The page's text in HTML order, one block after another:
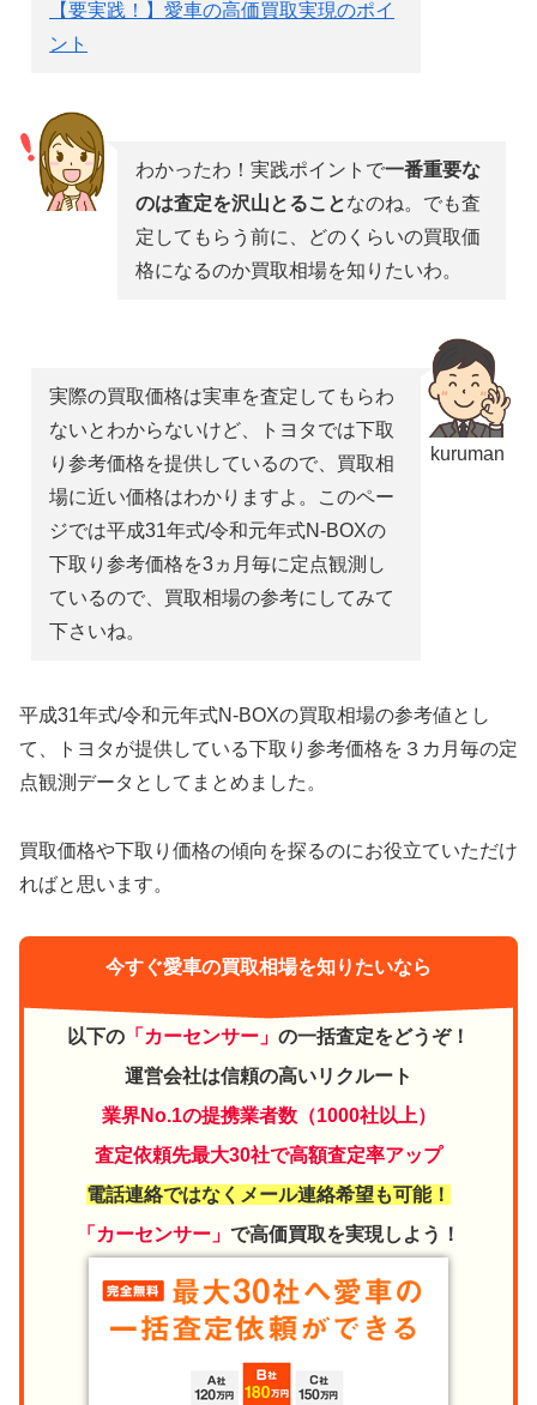
【要実践！】愛車の高価買取実現のポイ
ント
わかったわ！実践ポイントで一番重要な
のは査定を沢山とることなのね。でも査
定してもらう前に、どのくらいの買取価
格になるのか買取相場を知りたいわ。
kuruman
実際の買取価格は実車を査定してもらわ
ないとわからないけど、トヨタでは下取
り参考価格を提供しているので、買取相
場に近い価格はわかりますよ。このペー
ジでは平成31年式/令和元年式N-BOXの
下取り参考価格を3ヵ月毎に定点観測し
ているので、買取相場の参考にしてみて
下さいね。
平成31年式/令和元年式N-BOXの買取相場の参考値とし
て、トヨタが提供している下取り参考価格を３カ月毎の定
点観測データとしてまとめました。
買取価格や下取り価格の傾向を探るのにお役立ていただけ
ればと思います。
今すぐ愛車の買取相場を知りたいなら
以下の 「カーセンサー」 の一括査定をどうぞ！
運営会社は信頼の高いリクルート
業界No.1の提携業者数（1000社以上）
査定依頼先最大30社で高額査定率アップ
電話連絡ではなくメール連絡希望も可能！
「カーセンサー」 で高価買取を実現しよう！